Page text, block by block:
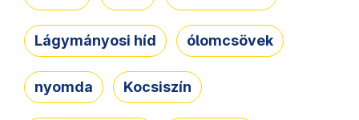
Lágymányosi híd ólomcsövek
nyomda Kocsiszín